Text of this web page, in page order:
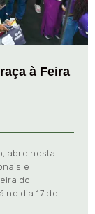
à Feira
abre nesta
e
do
no dia 17 de